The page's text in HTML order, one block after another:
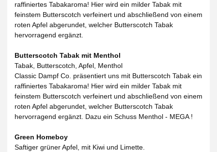
raffiniertes Tabakaroma! Hier wird ein milder Tabak mit
feinstem Butterscotch verfeinert und abschließend von einem
roten Apfel abgerundet, welcher Butterscotch Tabak
hervorragend ergänzt.
Butterscotch Tabak mit Menthol
Tabak, Butterscotch, Apfel, Menthol
Classic Dampf Co. präsentiert uns mit Butterscotch Tabak ein
raffiniertes Tabakaroma! Hier wird ein milder Tabak mit
feinstem Butterscotch verfeinert und abschließend von einem
roten Apfel abgerundet, welcher Butterscotch Tabak
hervorragend ergänzt. Dazu ein Schuss Menthol - MEGA !
Green Homeboy
Saftiger grüner Apfel, mit Kiwi und Limette.